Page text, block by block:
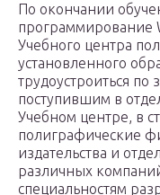
По окончании
программирование
Учебного центра
установленного
трудоустроиться по
поступившим в
Учебном центре, в
полиграфические
издательства и
различных
специальностям